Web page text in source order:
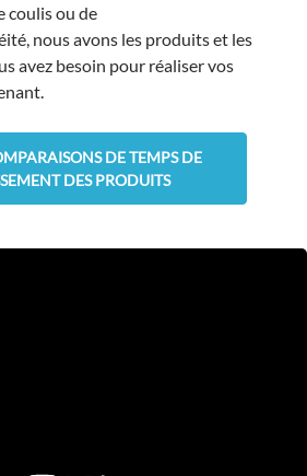
coulis ou de
nous avons les produits et les
avez besoin pour réaliser vos
DE TEMPS DE
DES PRODUITS